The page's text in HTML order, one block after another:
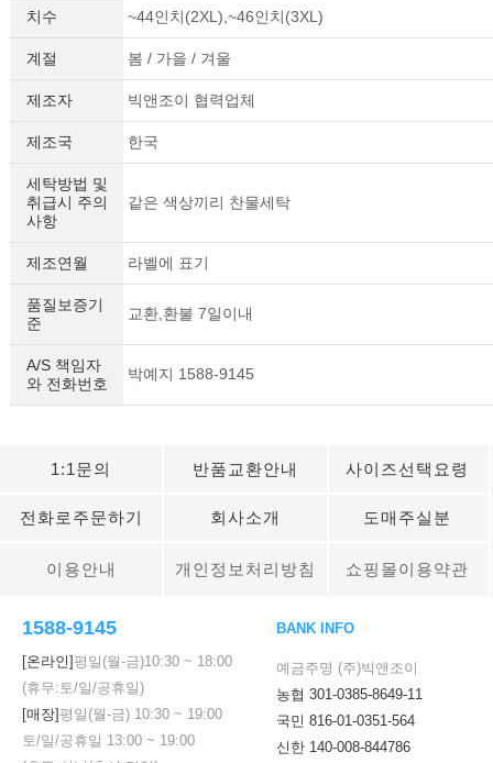
치수 ~44인치(2XL),~46인치(3XL)
계절 봄 / 가을 / 겨울
제조자 빅앤조이 협력업체
제조국 한국
세탁방법 및
취급시 주의
사항
같은 색상끼리 찬물세탁
제조연월 라벨에 표기
품질보증기
준
교환,환불 7일이내
A/S 책임자
와 전화번호
박예지 1588-9145
1:1문의 반품교환안내 사이즈선택요령
전화로주문하기 회사소개 도매주실분
이용안내 개인정보처리방침 쇼핑몰이용약관
1588-9145
[온라인] 평일(월-금)10:30 ~ 18:00
(휴무:토/일/공휴일)
[매장] 평일(월-금) 10:30 ~ 19:00
토/일/공휴일 13:00 ~ 19:00
BANK INFO
예금주명 (주)빅앤조이
농협 301-0385-8649-11
국민 816-01-0351-564
신한 140-008-844786